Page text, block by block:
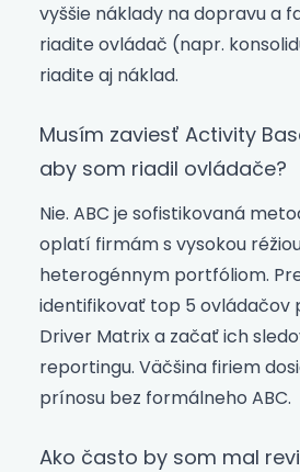
vyššie náklady na dopravu a
riadite ovládač (napr.
riadite aj náklad.
Musím zaviesť Activity
aby som riadil ovládače?
Nie. ABC je sofistikovaná
oplatí firmám s vysokou
heterogénnym portfóliom.
identifikovať top 5 ovládačov
Driver Matrix a začať ich
reportingu. Väčšina firiem
prínosu bez formálneho ABC.
Ako často by som mal